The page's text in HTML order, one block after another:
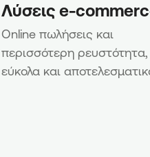
Λύσεις e-
Online πωλήσεις και
περισσότερη ρευστότητα,
εύκολα και